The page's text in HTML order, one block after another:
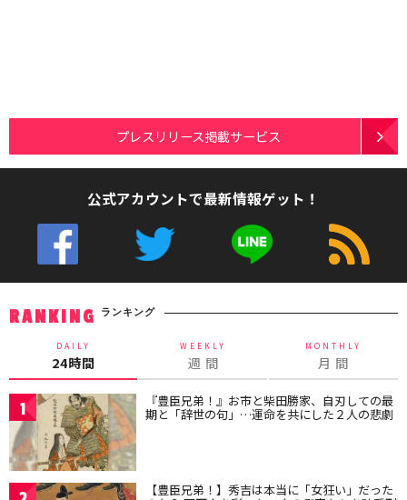
プレスリリース掲載サービス
公式アカウントで最新情報ゲット！
RANKING ランキング
DAILY
24時間
WEEKLY
週 間
MONTHLY
月 間
1 『豊臣兄弟！』お市と柴田勝家、自刃しての最
期と「辞世の句」…運命を共にした２人の悲劇
【豊臣兄弟！】秀吉は本当に「女狂い」だった